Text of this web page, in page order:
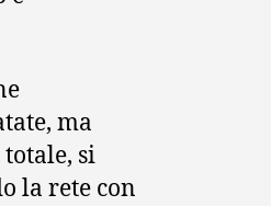
ma
si
la rete con